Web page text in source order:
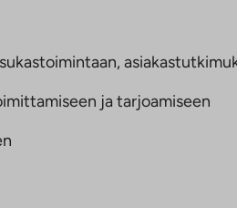
ja tarjoamiseen